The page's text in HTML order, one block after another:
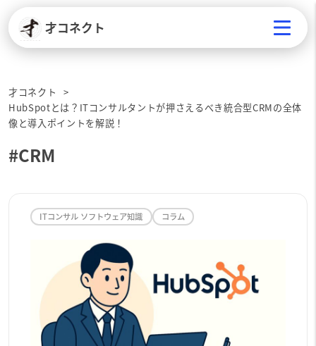
才コネクト
才コネクト
HubSpotとは？ITコンサルタントが押さえるべき統合型CRMの全体
像と導入ポイントを解説！
#CRM
ITコンサル ソフトウェア知識 コラム